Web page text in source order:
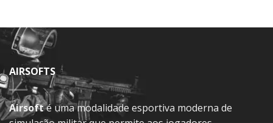
AIRSOFTS
Airsofté uma modalidade esportiva moderna de